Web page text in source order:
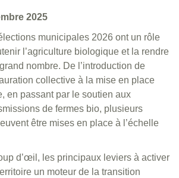
2025
municipales 2026 ont un rôle
l’agriculture biologique et la rendre
nombre. De l’introduction de
collective à la mise en place
en passant par le soutien aux
de fermes bio, plusieurs
être mises en place à l’échelle
d’œil, les principaux leviers à activer
un moteur de la transition